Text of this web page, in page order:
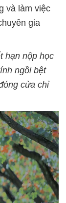
và làm việc
gia
hạn nộp học
ngồi bệt
cửa chỉ